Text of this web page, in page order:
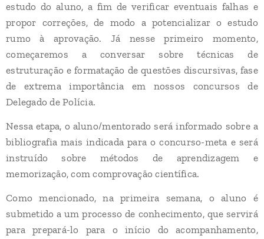
estudo do aluno, a fim de verificar eventuais falhas e
propor correções, de modo a potencializar o estudo
rumo à aprovação. Já nesse primeiro momento,
começaremos a conversar sobre técnicas de
estruturação e formatação de questões discursivas, fase
de extrema importância em nossos concursos de
Delegado de Polícia.
Nessa etapa, o aluno/mentorado será informado sobre a
bibliografia mais indicada para o concurso-meta e será
instruído sobre métodos de aprendizagem e
memorização, com comprovação científica.
Como mencionado, na primeira semana, o aluno é
submetido a um processo de conhecimento, que servirá
para prepará-lo para o início do acompanhamento,